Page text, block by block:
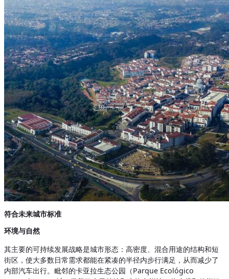
符合未来城市标准
环境与自然
其主要的可持续发展战略是城市形态：高密度、混合用途的结构和短
街区，使大多数日常需求都能在紧凑的半径内步行满足，从而减少了
内部汽车出行。毗邻的卡亚拉生态公园（Parque Ecológico